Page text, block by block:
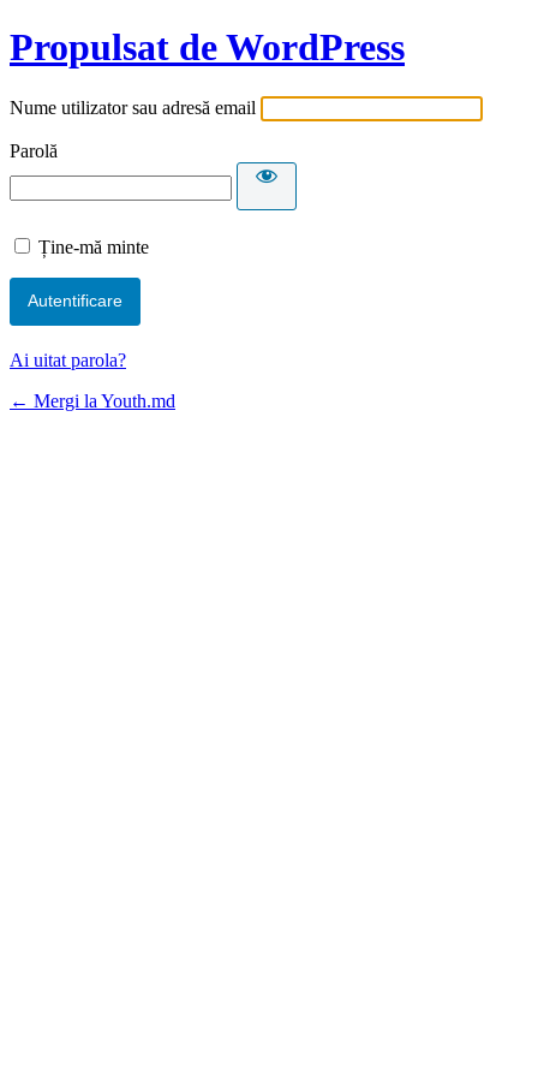
Propulsat de WordPress
Nume utilizator sau adresă email
Parolă
Ține-mă minte
Ai uitat parola?
← Mergi la Youth.md